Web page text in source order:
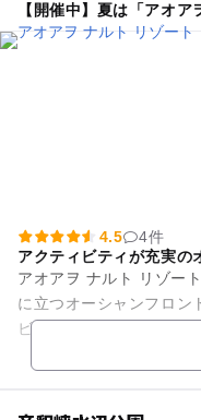
【開催中】夏は「アオ
しい縁日あそび体験
4.5
4件
アクティビティが充実の
アオアヲ ナルト リゾー
に立つオーシャンフロント・リゾ
ビティの種類が豊富です